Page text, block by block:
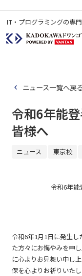
IT・プログラミングの専
ニュース一覧へ戻る
令和6年能
皆様へ
ニュース 東京校
令和6年
令和6年1月1日に発生
た方々にお悔やみを申
に心よりお見舞い申し
保を心よりお祈りいた